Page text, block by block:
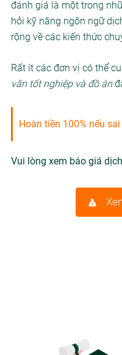
đánh giá là một trong
hỏi kỹ năng ngôn ngữ
rộng về các kiến thức
Rất ít các đơn vị có thể
văn tốt nghiệp và đồ án
Hoàn tiền 100% nếu
Vui lòng xem báo giá